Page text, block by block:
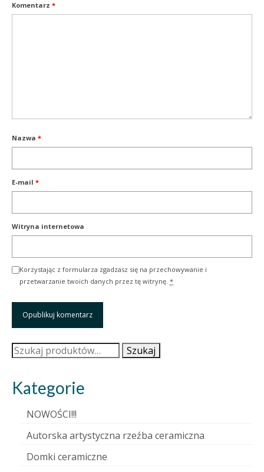
Komentarz *
Nazwa *
E-mail *
Witryna internetowa
Korzystając z formularza zgadzasz się na przechowywanie i
przetwarzanie twoich danych przez tę witrynę. *
Szukaj: Szukaj
Kategorie
NOWOŚCI!!!
Autorska artystyczna rzeźba ceramiczna
Domki ceramiczne